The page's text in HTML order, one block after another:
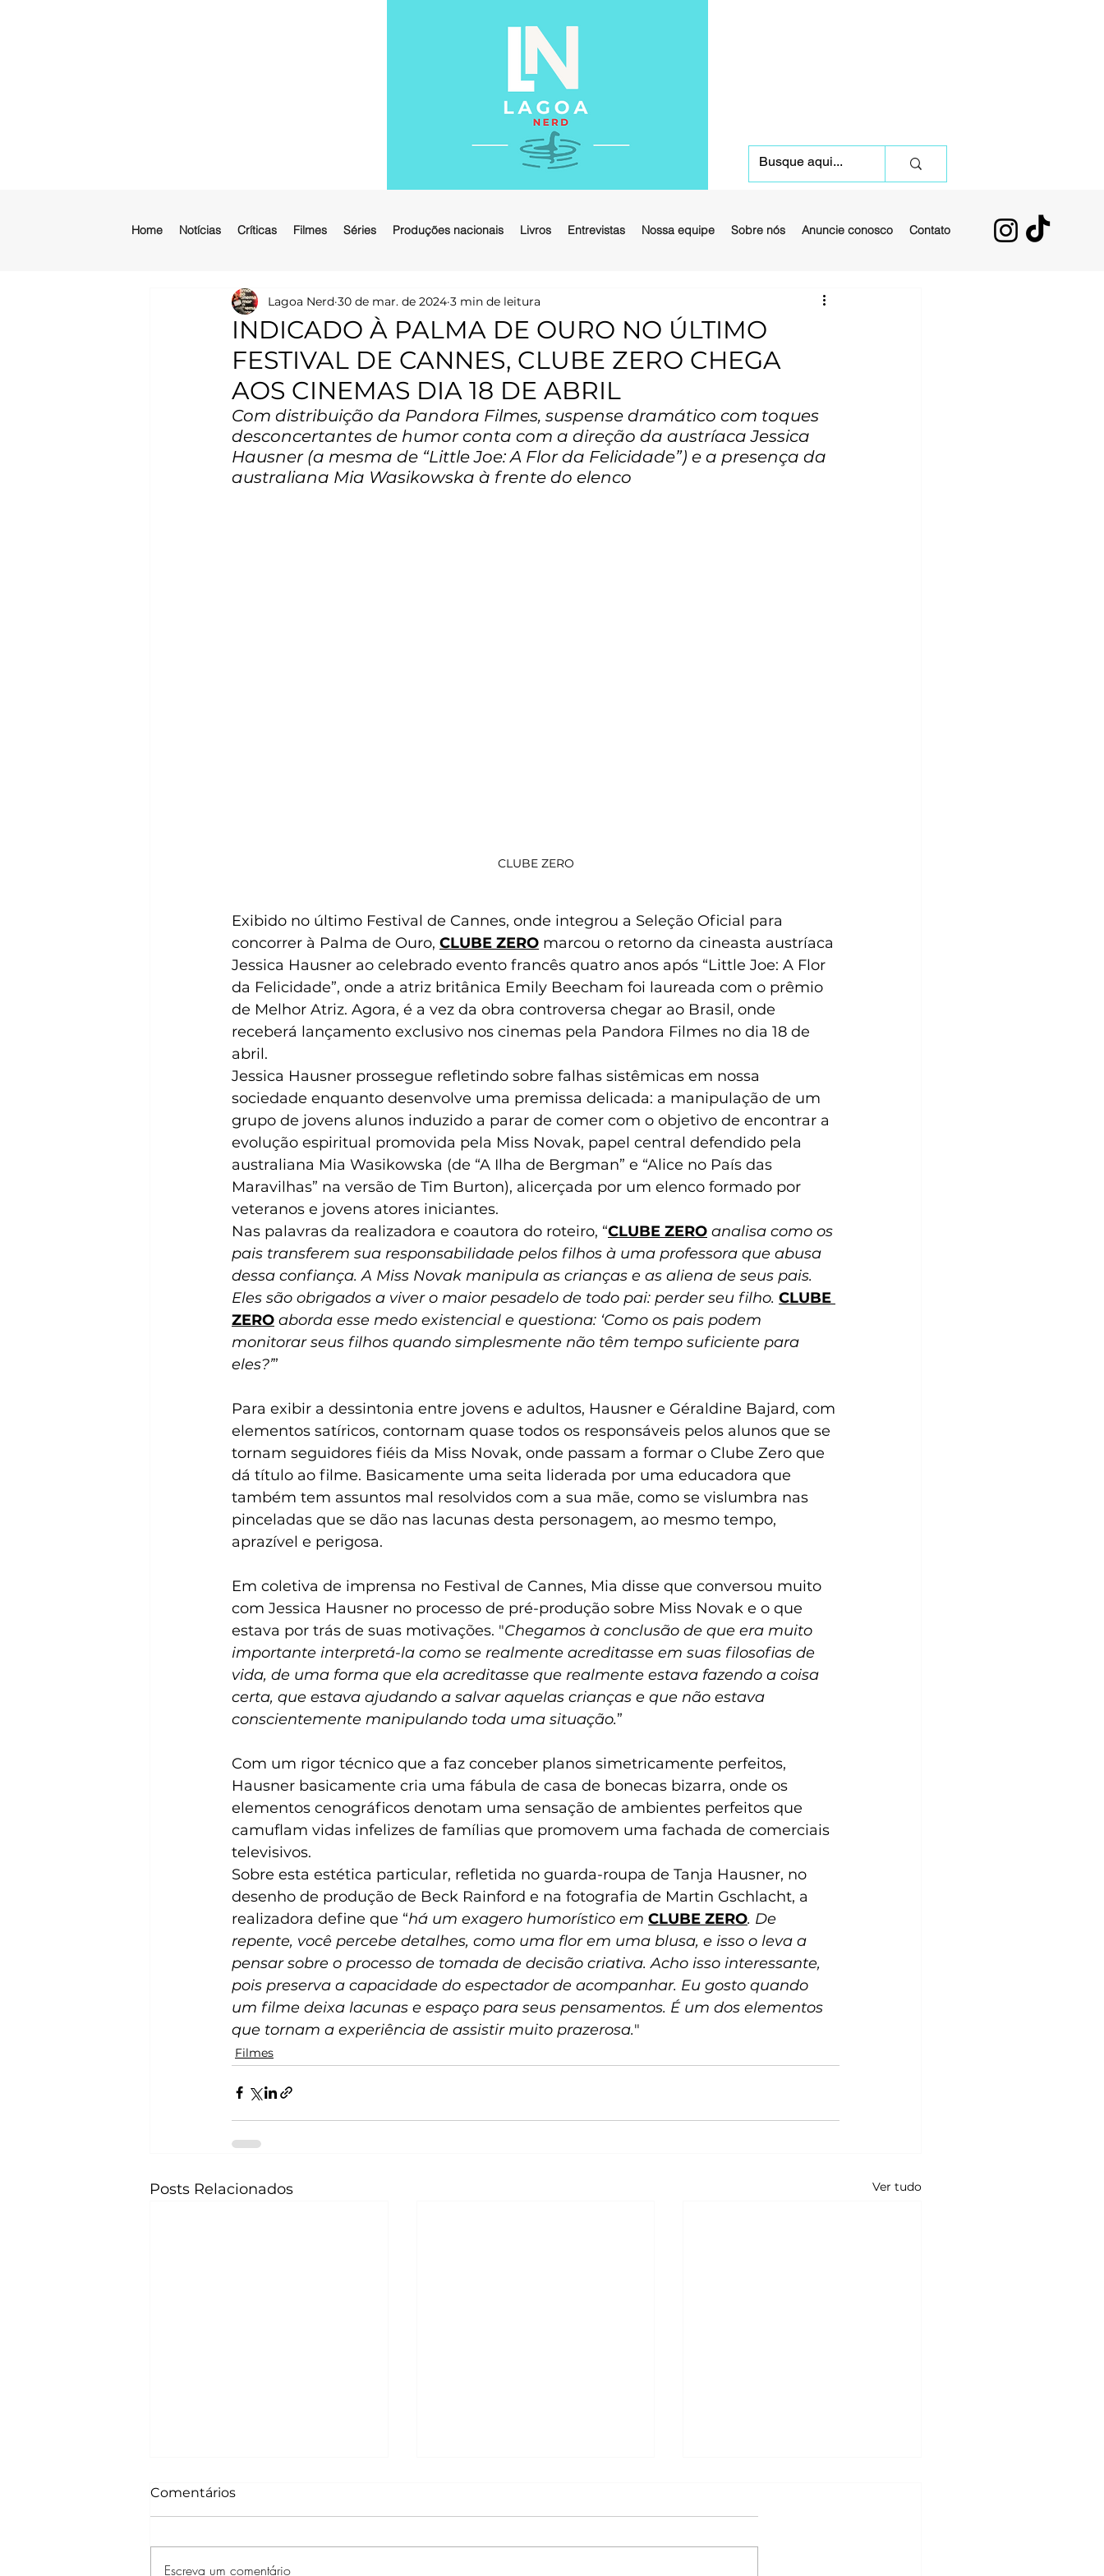
Home Notícias Críticas Filmes Séries Produções nacionais Livros Entrevistas Nossa equipe Sobre nós Anuncie conosco Contato
INDICADO À PALMA DE OURO NO ÚLTIMO
FESTIVAL DE CANNES, CLUBE ZERO CHEGA
AOS CINEMAS DIA 18 DE ABRIL
Lagoa Nerd 30 de mar. de 2024 3 min de leitura
Com distribuição da Pandora Filmes, suspense dramático com toques
desconcertantes de humor conta com a direção da austríaca Jessica
Hausner (a mesma de “Little Joe: A Flor da Felicidade”) e a presença da
australiana Mia Wasikowska à frente do elenco
CLUBE ZERO
Exibido no último Festival de Cannes, onde integrou a Seleção Oficial para
concorrer à Palma de Ouro, CLUBE ZERO marcou o retorno da cineasta austríaca
Jessica Hausner ao celebrado evento francês quatro anos após “Little Joe: A Flor
da Felicidade”, onde a atriz britânica Emily Beecham foi laureada com o prêmio
de Melhor Atriz. Agora, é a vez da obra controversa chegar ao Brasil, onde
receberá lançamento exclusivo nos cinemas pela Pandora Filmes no dia 18 de
abril.
Jessica Hausner prossegue refletindo sobre falhas sistêmicas em nossa
sociedade enquanto desenvolve uma premissa delicada: a manipulação de um
grupo de jovens alunos induzido a parar de comer com o objetivo de encontrar a
evolução espiritual promovida pela Miss Novak, papel central defendido pela
australiana Mia Wasikowska (de “A Ilha de Bergman” e “Alice no País das
Maravilhas” na versão de Tim Burton), alicerçada por um elenco formado por
veteranos e jovens atores iniciantes.
Nas palavras da realizadora e coautora do roteiro, “CLUBE ZERO analisa como os
pais transferem sua responsabilidade pelos filhos à uma professora que abusa
dessa confiança. A Miss Novak manipula as crianças e as aliena de seus pais.
Eles são obrigados a viver o maior pesadelo de todo pai: perder seu filho. CLUBE
ZERO aborda esse medo existencial e questiona: ‘Como os pais podem
monitorar seus filhos quando simplesmente não têm tempo suficiente para
eles?’”
Para exibir a dessintonia entre jovens e adultos, Hausner e Géraldine Bajard, com
elementos satíricos, contornam quase todos os responsáveis pelos alunos que se
tornam seguidores fiéis da Miss Novak, onde passam a formar o Clube Zero que
dá título ao filme. Basicamente uma seita liderada por uma educadora que
também tem assuntos mal resolvidos com a sua mãe, como se vislumbra nas
pinceladas que se dão nas lacunas desta personagem, ao mesmo tempo,
aprazível e perigosa.
Em coletiva de imprensa no Festival de Cannes, Mia disse que conversou muito
com Jessica Hausner no processo de pré-produção sobre Miss Novak e o que
estava por trás de suas motivações. "Chegamos à conclusão de que era muito
importante interpretá-la como se realmente acreditasse em suas filosofias de
vida, de uma forma que ela acreditasse que realmente estava fazendo a coisa
certa, que estava ajudando a salvar aquelas crianças e que não estava
conscientemente manipulando toda uma situação.”
Com um rigor técnico que a faz conceber planos simetricamente perfeitos,
Hausner basicamente cria uma fábula de casa de bonecas bizarra, onde os
elementos cenográficos denotam uma sensação de ambientes perfeitos que
camuflam vidas infelizes de famílias que promovem uma fachada de comerciais
televisivos.
Sobre esta estética particular, refletida no guarda-roupa de Tanja Hausner, no
desenho de produção de Beck Rainford e na fotografia de Martin Gschlacht, a
realizadora define que “há um exagero humorístico em CLUBE ZERO. De
repente, você percebe detalhes, como uma flor em uma blusa, e isso o leva a
pensar sobre o processo de tomada de decisão criativa. Acho isso interessante,
pois preserva a capacidade do espectador de acompanhar. Eu gosto quando
um filme deixa lacunas e espaço para seus pensamentos. É um dos elementos
que tornam a experiência de assistir muito prazerosa."
Filmes
Posts Relacionados Ver tudo
Comentários
Escreva um comentário